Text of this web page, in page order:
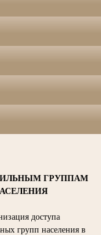
ГРУППАМ
доступа
групп населения в